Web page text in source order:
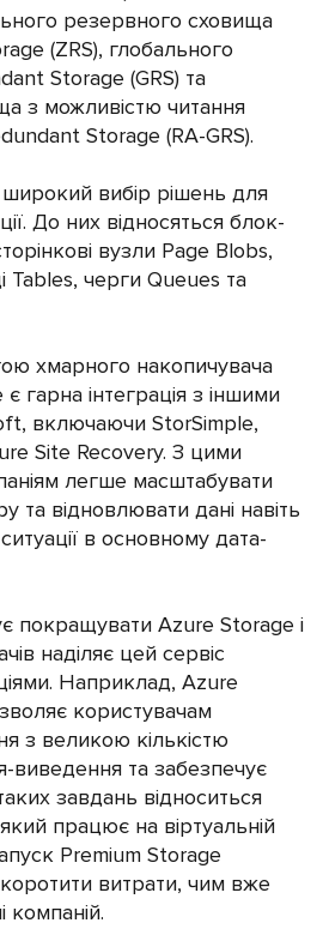
резервного сховища
(ZRS), глобального
Storage (GRS) та
з можливістю читання
Storage (RA-GRS).
вибір рішень для
До них відносяться блок-
вузли Page Blobs,
Tables, черги Queues та
хмарного накопичувача
гарна інтеграція з іншими
включаючи StorSimple,
Site Recovery. З цими
легше масштабувати
та відновлювати дані навіть
в основному дата-
покращувати Azure Storage і
наділяє цей сервіс
Наприклад, Azure
користувачам
з великою кількістю
виведення та забезпечує
завдань відноситься
працює на віртуальній
Premium Storage
витрати, чим вже
компаній.